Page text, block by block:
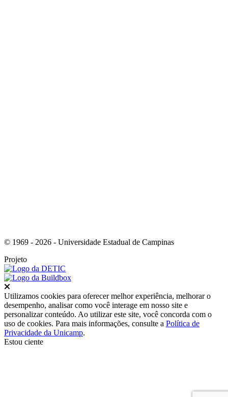
© 1969 - 2026 - Universidade Estadual de Campinas
Projeto
Utilizamos cookies para oferecer melhor experiência, melhorar o
desempenho, analisar como você interage em nosso site e
personalizar conteúdo. Ao utilizar este site, você concorda com o
uso de cookies. Para mais informações, consulte a Política de
Privacidade da Unicamp.
Estou ciente